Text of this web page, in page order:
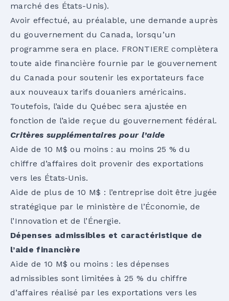
marché des États-Unis).
Avoir effectué, au préalable, une demande auprès
du gouvernement du Canada, lorsqu’un
programme sera en place. FRONTIERE complètera
toute aide financière fournie par le gouvernement
du Canada pour soutenir les exportateurs face
aux nouveaux tarifs douaniers américains.
Toutefois, l’aide du Québec sera ajustée en
fonction de l’aide reçue du gouvernement fédéral.
Critères supplémentaires pour l’aide
Aide de 10 M$ ou moins : au moins 25 % du
chiffre d’affaires doit provenir des exportations
vers les États‑Unis.
Aide de plus de 10 M$ : l’entreprise doit être jugée
stratégique par le ministère de l’Économie, de
l’Innovation et de l’Énergie.
Dépenses admissibles et caractéristique de
l’aide financière
Aide de 10 M$ ou moins : les dépenses
admissibles sont limitées à 25 % du chiffre
d’affaires réalisé par les exportations vers les